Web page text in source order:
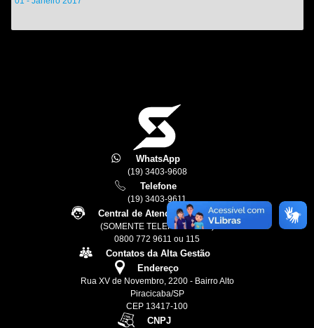
WhatsApp
(19) 3403-9608
Telefone
(19) 3403-9611
Central de Atendimento 24h
(SOMENTE TELEFONE FIXO)
0800 772 9611 ou 115
Contatos da Alta Gestão
Endereço
Rua XV de Novembro, 2200 - Bairro Alto
Piracicaba/SP
CEP 13417-100
CNPJ